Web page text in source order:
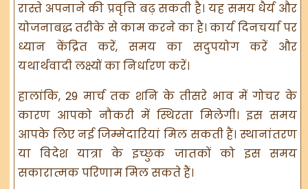
रास्ते अपनाने की प्रवृत्ति बढ़ सकती है। यह समय धैर्य और
योजनाबद्ध तरीके से काम करने का है। कार्य दिनचर्या पर
ध्यान केंद्रित करें, समय का सदुपयोग करें और
यथार्थवादी लक्ष्यों का निर्धारण करें।
हालांकि, 29 मार्च तक शनि के तीसरे भाव में गोचर के
कारण आपको नौकरी में स्थिरता मिलेगी। इस समय
आपके लिए नई जिम्मेदारियां मिल सकती हैं। स्थानांतरण
या विदेश यात्रा के इच्छुक जातकों को इस समय
सकारात्मक परिणाम मिल सकते हैं।